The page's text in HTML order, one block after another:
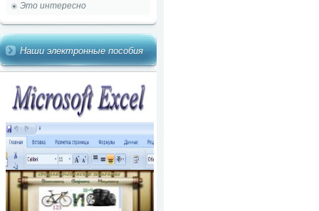
Это интересно
Наши электронные пособия